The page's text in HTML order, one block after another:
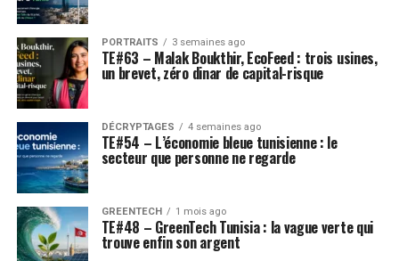
PORTRAITS 3 semaines ago
TE#63 – Malak Boukthir, EcoFeed : trois usines,
un brevet, zéro dinar de capital-risque
DÉCRYPTAGES 4 semaines ago
TE#54 – L’économie bleue tunisienne : le
secteur que personne ne regarde
GREENTECH 1 mois ago
TE#48 – GreenTech Tunisia : la vague verte qui
trouve enfin son argent